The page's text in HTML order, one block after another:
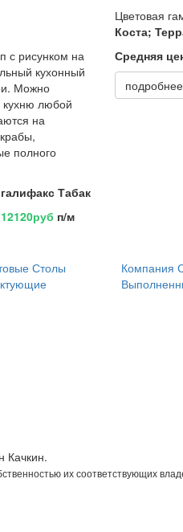
с рисунком на
кухонный
Можно
кухню любой
на
полного
Табак
12120руб п/м
Цветовая
Коста;
Средняя
подробнее
Столы
Компания
Качкин.
их соответствующих